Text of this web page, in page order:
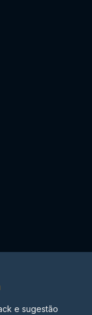
e sugestão